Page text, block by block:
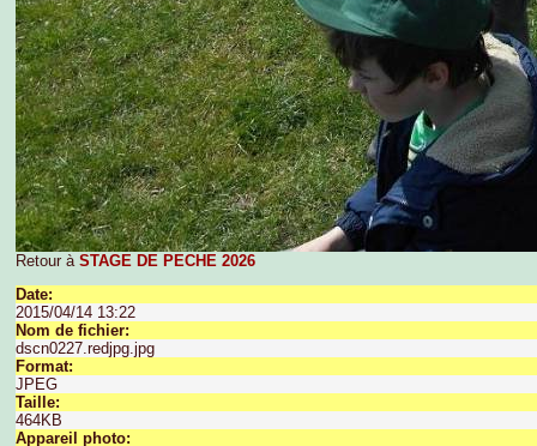
Retour à STAGE DE PECHE 2026
Date:
2015/04/14 13:22
Nom de fichier:
dscn0227.redjpg.jpg
Format:
JPEG
Taille:
464KB
Appareil photo: